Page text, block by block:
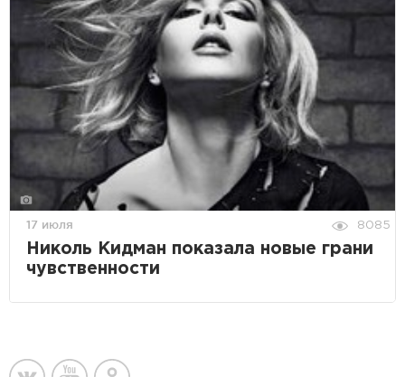
17 июля 8085
Николь Кидман показала новые грани
чувственности